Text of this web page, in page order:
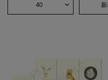
40